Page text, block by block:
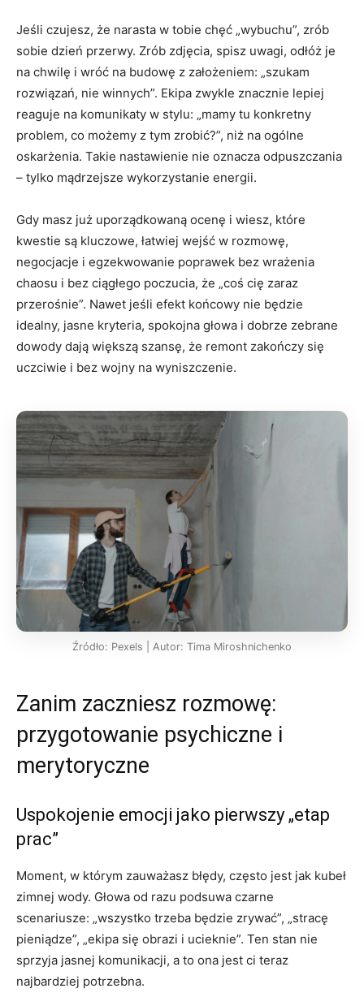
Jeśli czujesz, że narasta w tobie chęć „wybuchu”, zrób
sobie dzień przerwy. Zrób zdjęcia, spisz uwagi, odłóż je
na chwilę i wróć na budowę z założeniem: „szukam
rozwiązań, nie winnych”. Ekipa zwykle znacznie lepiej
reaguje na komunikaty w stylu: „mamy tu konkretny
problem, co możemy z tym zrobić?”, niż na ogólne
oskarżenia. Takie nastawienie nie oznacza odpuszczania
– tylko mądrzejsze wykorzystanie energii.
Gdy masz już uporządkowaną ocenę i wiesz, które
kwestie są kluczowe, łatwiej wejść w rozmowę,
negocjacje i egzekwowanie poprawek bez wrażenia
chaosu i bez ciągłego poczucia, że „coś cię zaraz
przerośnie”. Nawet jeśli efekt końcowy nie będzie
idealny, jasne kryteria, spokojna głowa i dobrze zebrane
dowody dają większą szansę, że remont zakończy się
uczciwie i bez wojny na wyniszczenie.
Źródło: Pexels | Autor: Tima Miroshnichenko
Zanim zaczniesz rozmowę:
przygotowanie psychiczne i
merytoryczne
Uspokojenie emocji jako pierwszy „etap
prac”
Moment, w którym zauważasz błędy, często jest jak kubeł
zimnej wody. Głowa od razu podsuwa czarne
scenariusze: „wszystko trzeba będzie zrywać”, „stracę
pieniądze”, „ekipa się obrazi i ucieknie”. Ten stan nie
sprzyja jasnej komunikacji, a to ona jest ci teraz
najbardziej potrzebna.